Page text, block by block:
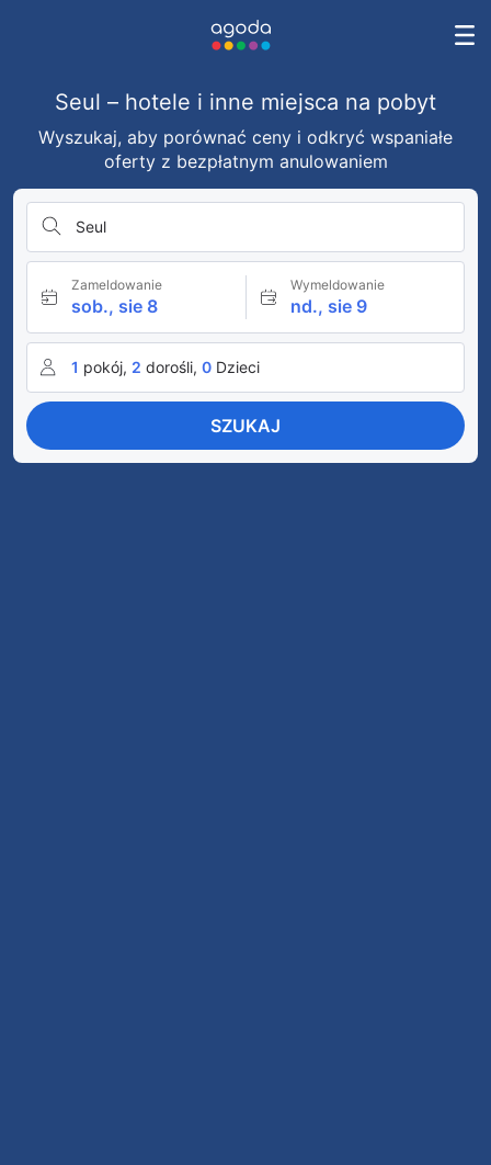
Seul – hotele i inne miejsca na pobyt
Wyszukaj, aby porównać ceny i odkryć wspaniałe
oferty z bezpłatnym anulowaniem
Seul
Zameldowanie
sob., sie 8
Wymeldowanie
nd., sie 9
1 pokój, 2 dorośli, 0 Dzieci
SZUKAJ